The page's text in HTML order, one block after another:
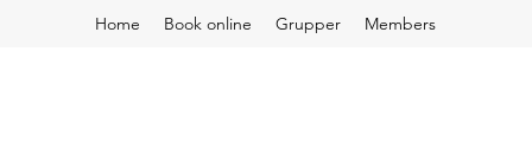
Home Book online Grupper Members